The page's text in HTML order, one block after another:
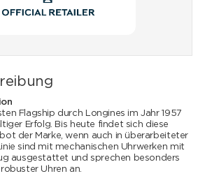
Flagship durch Longines im Jahr 1957
Erfolg. Bis heute findet sich diese
der Marke, wenn auch in überarbeiteter
sind mit mechanischen Uhrwerken mit
ausgestattet und sprechen besonders
Uhren an.